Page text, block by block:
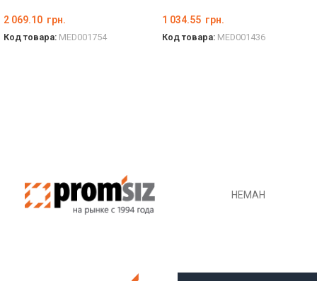
2 069.10 грн.
Код товара: MED001754
1 034.55 грн.
Код товара: MED001436
НЕМАН